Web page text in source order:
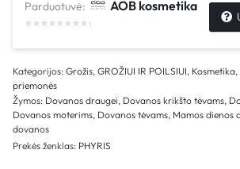
Parduotuvė: AOB kosmetika
Kategorijos: Grožis, GROŽIUI IR POILSIUI, Kosmetika,
priemonės
Žymos: Dovanos draugei, Dovanos krikšto tėvams,
Dovanos moterims, Dovanos tėvams, Mamos dienos
dovanos
Prekės ženklas: PHYRIS